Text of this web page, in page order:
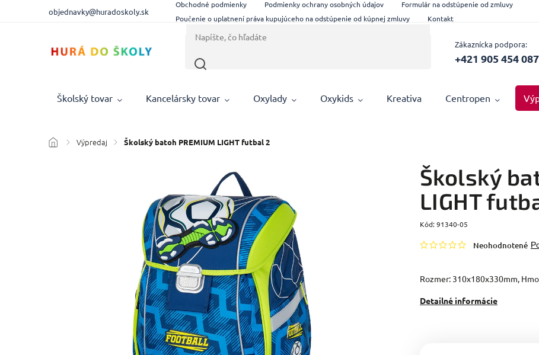
objednavky@huradoskoly.sk
Obchodné podmienky Podmienky ochrany osobných údajov
Formulár na odstúpenie od zmluvy
Poučenie o uplatnení práva kupujúceho na odstúpenie od kúpnej zmluvy
Kontakt
Zákaznícka podpora:
+421 905 454 087
Školský tovar Kancelársky tovar Oxylady Oxykids Kreativa Centropen
/ Výpredaj / Školský batoh PREMIUM LIGHT futbal 2
Školský
LIGHT
Kód:91340-05
Neohodnotené
Rozmer: 310x180x330mm,
Detailné informácie